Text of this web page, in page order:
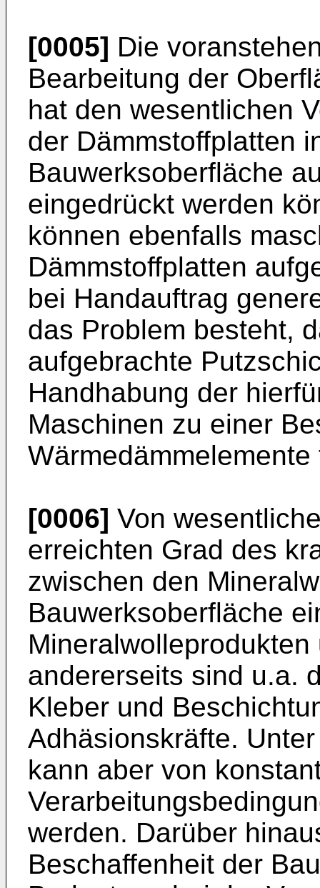
[0005] Die
Bearbeitung der
hat den wesentlichen
der Dämmstoffplatten
Bauwerksoberfläche
eingedrückt werden
können ebenfalls
Dämmstoffplatten
bei Handauftrag
das Problem besteht,
aufgebrachte
Handhabung der
Maschinen zu einer
[0006] Von
erreichten Grad des
zwischen den
Bauwerksoberfläche
andererseits sind u.a.
Kleber und
Adhäsionskräfte.
kann aber von
werden. Darüber
Beschaffenheit der